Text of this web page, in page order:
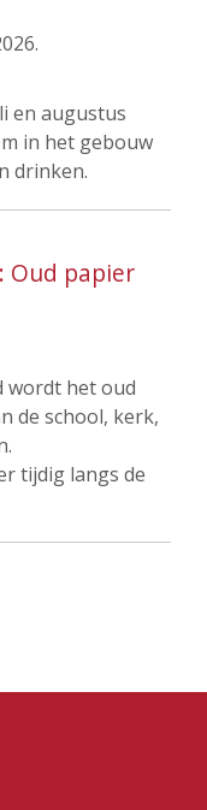
en augustus
in het gebouw
drinken.
Oud papier
wordt het oud
de school, kerk,
tijdig langs de